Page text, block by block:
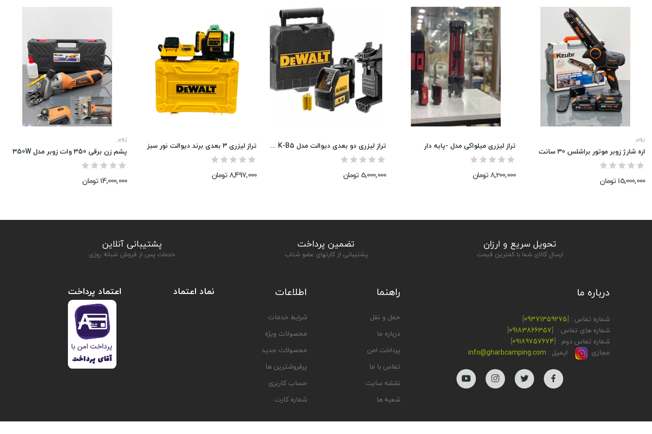
زوبر
پشم زن برقی 350 وات زوبر مدل 350W
14,000,000 تومان
تراز لیزری 3 بعدی برند دیوالت نور سبز
8,497,000 تومان
تراز لیزری دو بعدی دیوالت مدل DW088 K-B5
5,000,000 تومان
تراز لیزری میلواکی مدل -پایه دار
8,200,000 تومان
زوبر
اره شارژِ زوبر موتور براشلس 30 سانت
15,000,000 تومان
تحویل سریع و ارزان
ارسال کالای شما با کمترین قیمت
تضمین پرداخت
پشتیبانی از کارتهای عضو شتاب
پشتیبانی آنلاین
خدمات پس از فروش شبانه روزی
درباره ما
شماره تماس : [09371359275
]
شماره های تماس : [09183866357
]
شماره تماس دوم : [09189757674
]
مجازی
ایمیل : info@gharbcamping.com
راهنما
حمل و نقل
درباره ما
پرداخت امن
تماس با ما
نقشه سایت
شعبه ها
اطلاعات
شرایط خدمات
محصولات ویژه
محصولات جدید
پرفروشترین ها
حساب کاربری
شماره کارت
نماد اعتماد اعتماد پرداخت